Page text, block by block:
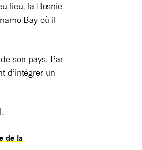
lieu, la Bosnie
Bay où il
son pays. Par
d’intégrer un
de la